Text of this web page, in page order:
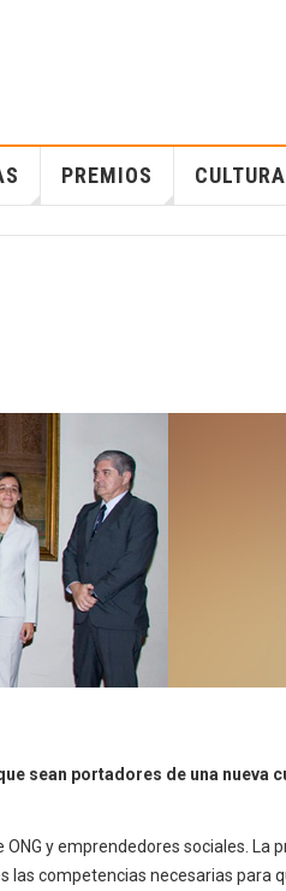
PREMIOS CULTURA
sean portadores de una nueva
y emprendedores sociales. La
las competencias necesarias para